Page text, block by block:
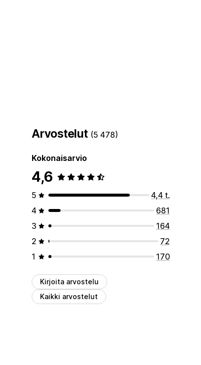
Arvostelut (5 478)
Kokonaisarvio
4,6
5
4,4 t.
4
681
3
164
2
72
1
170
Kirjoita arvostelu
Kaikki arvostelut